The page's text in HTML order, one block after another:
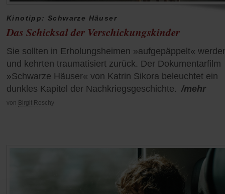
Kinotipp: Schwarze Häuser
Das Schicksal der Verschickungskinder
Sie sollten in Erholungsheimen »aufgepäppelt«
und kehrten traumatisiert zurück. Der Dokumentarfilm
»Schwarze Häuser« von Katrin Sikora beleuchtet ein
dunkles Kapitel der Nachkriegsgeschichte. /mehr
von Birgit Roschy